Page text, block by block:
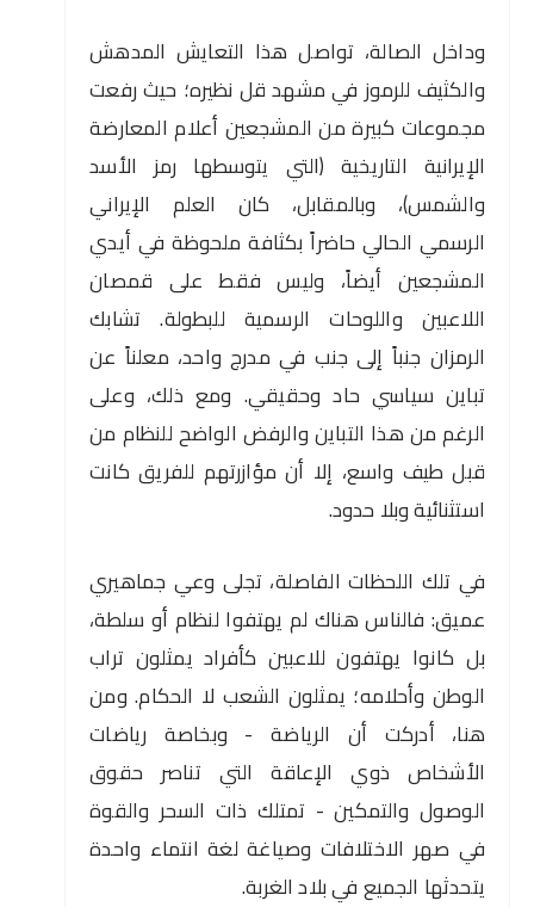
وداخل الصالة، تواصل هذا التعايش المدهش
والكثيف للرموز في مشهد قل نظيره؛ حيث رفعت
مجموعات كبيرة من المشجعين أعلام المعارضة
الإيرانية التاريخية (التي يتوسطها رمز الأسد
والشمس)، وبالمقابل، كان العلم الإيراني
الرسمي الحالي حاضراً بكثافة ملحوظة في أيدي
المشجعين أيضاً، وليس فقط على قمصان
اللاعبين واللوحات الرسمية للبطولة. تشابك
الرمزان جنباً إلى جنب في مدرج واحد، معلناً عن
تباين سياسي حاد وحقيقي. ومع ذلك، وعلى
الرغم من هذا التباين والرفض الواضح للنظام من
قبل طيف واسع، إلا أن مؤازرتهم للفريق كانت
استثنائية وبلا حدود.
في تلك اللحظات الفاصلة، تجلى وعي جماهيري
عميق: فالناس هناك لم يهتفوا لنظام أو سلطة،
بل كانوا يهتفون للاعبين كأفراد يمثلون تراب
الوطن وأحلامه؛ يمثلون الشعب لا الحكام. ومن
هنا، أدركت أن الرياضة - وبخاصة رياضات
الأشخاص ذوي الإعاقة التي تناصر حقوق
الوصول والتمكين - تمتلك ذات السحر والقوة
في صهر الاختلافات وصياغة لغة انتماء واحدة
يتحدثها الجميع في بلاد الغربة.